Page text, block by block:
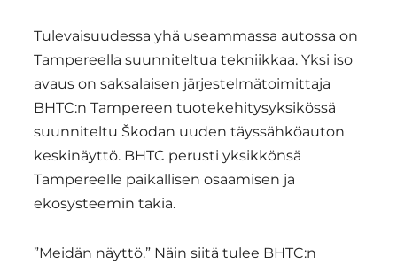
Tulevaisuudessa yhä useammassa autossa on
Tampereella suunniteltua tekniikkaa. Yksi iso
avaus on saksalaisen järjestelmätoimittaja
BHTC:n Tampereen tuotekehitysyksikössä
suunniteltu Škodan uuden täyssähköauton
keskinäyttö. BHTC perusti yksikkönsä
Tampereelle paikallisen osaamisen ja
ekosysteemin takia.
”Meidän näyttö.” Näin siitä tulee BHTC:n